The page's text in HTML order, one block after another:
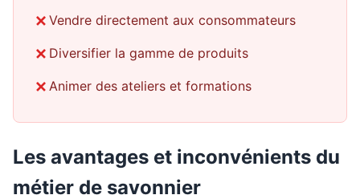
Vendre directement aux consommateurs
Diversifier la gamme de produits
Animer des ateliers et formations
Les avantages et inconvénients du
métier de savonnier